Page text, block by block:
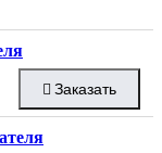
Заказать